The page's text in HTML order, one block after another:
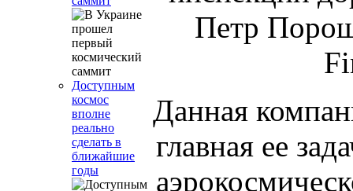
Доступным
космос
вполне
реально
сделать в
ближайшие
годы
Петр
Данная
главная ее